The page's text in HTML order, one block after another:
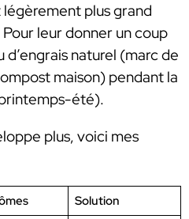
légèrement plus grand
leur donner un coup
d’engrais naturel (marc de
maison) pendant la
été).
plus, voici mes
Solution